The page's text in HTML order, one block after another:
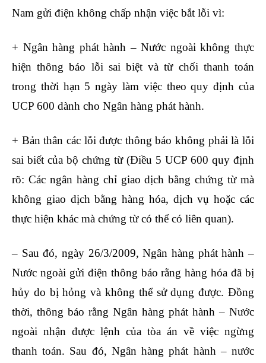
Nam gửi điện không chấp nhận việc bắt lỗi vì:
+ Ngân hàng phát hành – Nước ngoài không thực
hiện thông báo lỗi sai biệt và từ chối thanh toán
trong thời hạn 5 ngày làm việc theo quy định của
UCP 600 dành cho Ngân hàng phát hành.
+ Bản thân các lỗi được thông báo không phải là lỗi
sai biết của bộ chứng từ (Điều 5 UCP 600 quy định
rõ: Các ngân hàng chỉ giao dịch bằng chứng từ mà
không giao dịch bằng hàng hóa, dịch vụ hoặc các
thực hiện khác mà chứng từ có thể có liên quan).
– Sau đó, ngày 26/3/2009, Ngân hàng phát hành –
Nước ngoài gửi điện thông báo rằng hàng hóa đã bị
hủy do bị hỏng và không thể sử dụng được. Đồng
thời, thông báo rằng Ngân hàng phát hành – Nước
ngoài nhận được lệnh của tòa án về việc ngừng
thanh toán. Sau đó, Ngân hàng phát hành – nước